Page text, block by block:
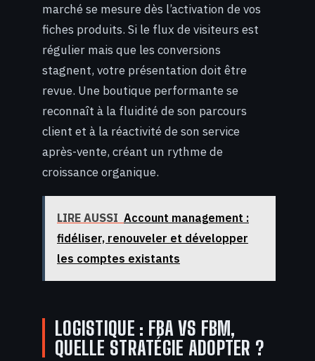
marché se mesure dès l’activation de vos
fiches produits. Si le flux de visiteurs est
régulier mais que les conversions
stagnent, votre présentation doit être
revue. Une boutique performante se
reconnaît à la fluidité de son parcours
client et à la réactivité de son service
après-vente, créant un rythme de
croissance organique.
LIRE AUSSI Account management :
fidéliser, renouveler et développer
les comptes existants
LOGISTIQUE : FBA VS FBM,
QUELLE STRATÉGIE ADOPTER ?